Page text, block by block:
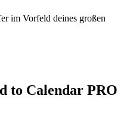
im Vorfeld deines großen
to Calendar PRO